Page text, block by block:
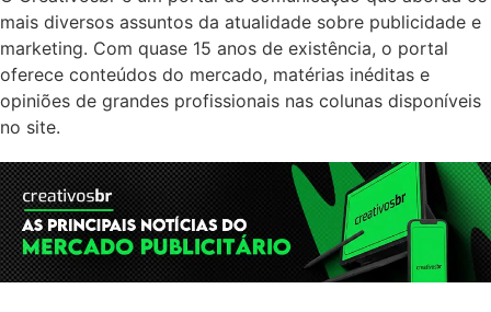
mais diversos assuntos da atualidade sobre publicidade e
marketing. Com quase 15 anos de existência, o portal
oferece conteúdos do mercado, matérias inéditas e
opiniões de grandes profissionais nas colunas disponíveis
no site.